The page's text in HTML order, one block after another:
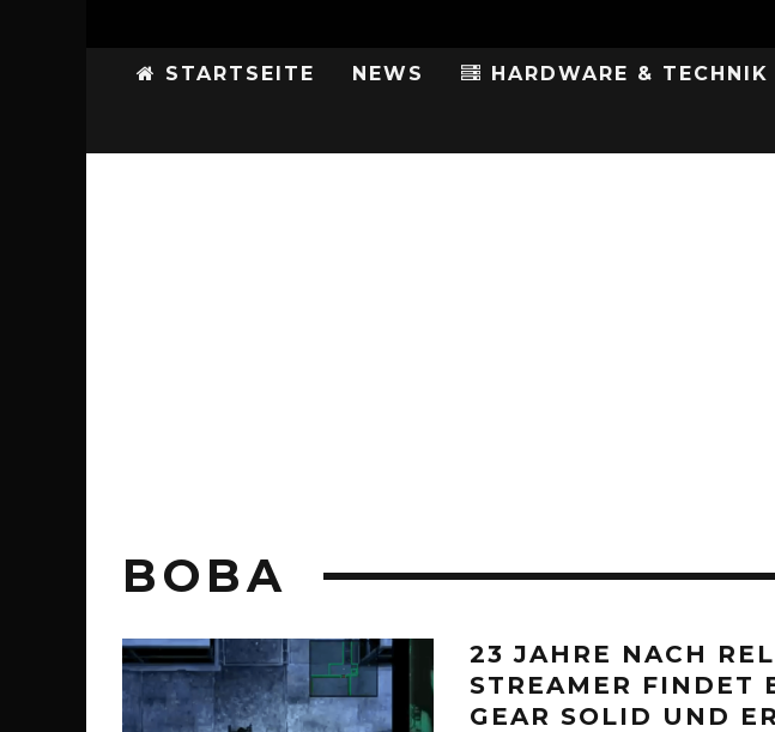
STARTSEITE NEWS HARDWARE & TECHNIK
BOBA
23 JAHRE NACH
STREAMER FINDET
GEAR SOLID UND